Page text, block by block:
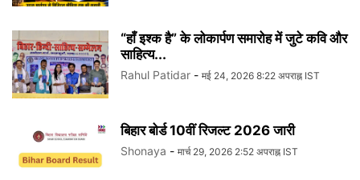
“हाँ इश्क है” के लोकार्पण समारोह में जुटे कवि और
साहित्य...
Rahul Patidar - मई 24, 2026 8:22 अपराह्न IST
बिहार बोर्ड 10वीं रिजल्ट 2026 जारी
Shonaya - मार्च 29, 2026 2:52 अपराह्न IST